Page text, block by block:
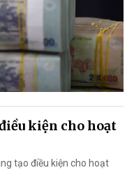
kiện cho hoạt
tạo điều kiện cho hoạt